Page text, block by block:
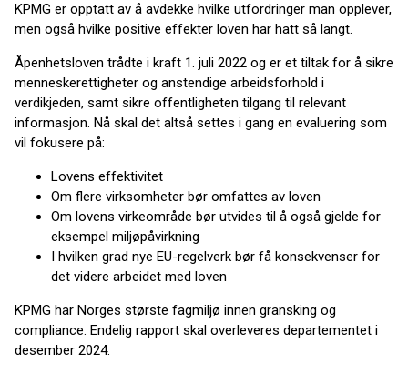
KPMG er opptatt av å avdekke hvilke utfordringer man opplever,
men også hvilke positive effekter loven har hatt så langt.
Åpenhetsloven trådte i kraft 1. juli 2022 og er et tiltak for å sikre
menneskerettigheter og anstendige arbeidsforhold i
verdikjeden, samt sikre offentligheten tilgang til relevant
informasjon. Nå skal det altså settes i gang en evaluering som
vil fokusere på:
Lovens effektivitet
Om flere virksomheter bør omfattes av loven
Om lovens virkeområde bør utvides til å også gjelde for
eksempel miljøpåvirkning
I hvilken grad nye EU-regelverk bør få konsekvenser for
det videre arbeidet med loven
KPMG har Norges største fagmiljø innen gransking og
compliance. Endelig rapport skal overleveres departementet i
desember 2024.